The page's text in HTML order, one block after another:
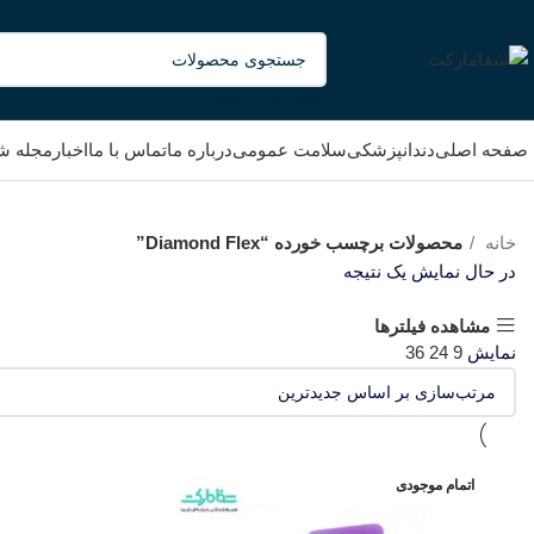
صفحه اصلیدندانپزشکیسلامت عمومیدرباره ماتماس با مااخبار مجله
خانه
محصولات برچسب خورده “Diamond Flex”
در حال نمایش یک نتیجه
مشاهده فیلترها
نمایش 9
24
36
اتمام موجودی